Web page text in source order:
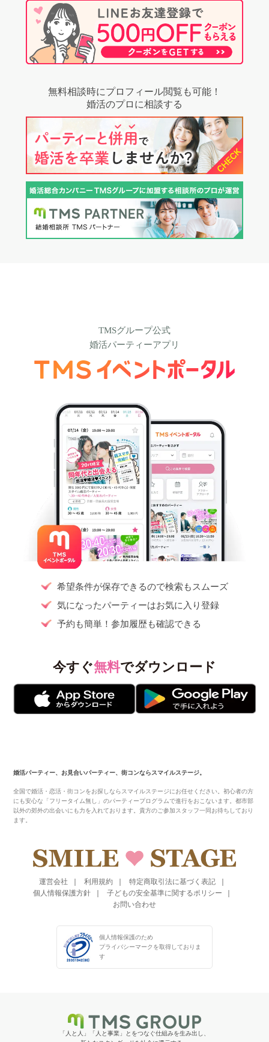
無料相談時にプロフィール閲覧も可能！
婚活のプロに相談する
TMSグループ公式
婚活パーティーアプリ
希望条件が保存できるので検索もスムーズ
気になったパーティーはお気に入り登録
予約も簡単！参加履歴も確認できる
今すぐ無料でダウンロード
婚活パーティー、お見合いパーティー、街コンならスマイルステージ。
全国で婚活・恋活・街コンをお探しならスマイルステージにお任せください。初心者の方
にも安心な「フリータイム無し」のパーティープログラムで進行をおこないます。都市部
以外の郊外の出会いにも力を入れております。貴方のご参加スタッフ一同お待ちしており
ます。
運営会社 利用規約
特定商取引法に基づく表記
個人情報保護方針
子どもの安全基準に関するポリシー
お問い合わせ
個人情報保護のため
プライバシーマークを取得しておりま
す
「人と人」「人と事業」とをつなぐ仕組みを生み出し、